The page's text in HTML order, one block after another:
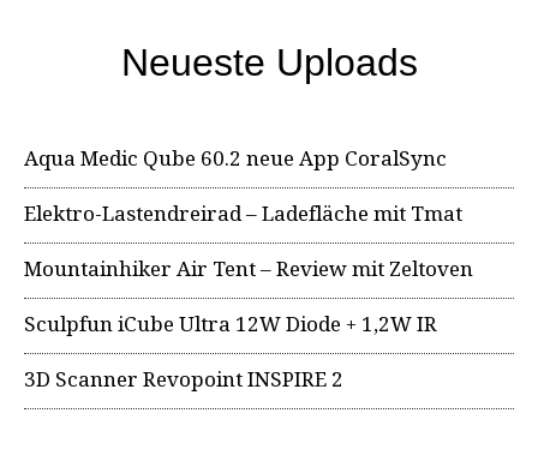
Neueste Uploads
Aqua Medic Qube 60.2 neue App CoralSync
Elektro-Lastendreirad – Ladefläche mit Tmat
Mountainhiker Air Tent – Review mit Zeltoven
Sculpfun iCube Ultra 12W Diode + 1,2W IR
3D Scanner Revopoint INSPIRE 2